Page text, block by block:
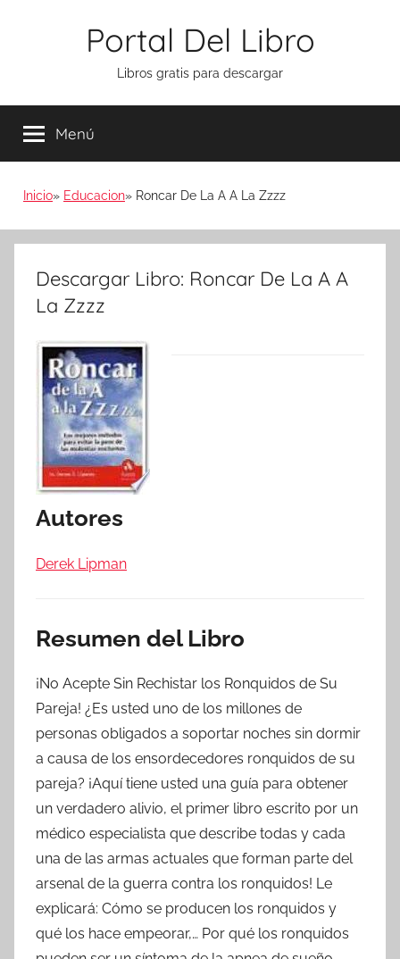
Portal Del Libro
Libros gratis para descargar
Menú
Inicio Educacion Roncar De La A A La Zzzz
Descargar Libro: Roncar De La A A
La Zzzz
Autores
Derek Lipman
Resumen del Libro
¡No Acepte Sin Rechistar los Ronquidos de Su
Pareja! ¿Es usted uno de los millones de
personas obligados a soportar noches sin dormir
a causa de los ensordecedores ronquidos de su
pareja? ¡Aquí tiene usted una guía para obtener
un verdadero alivio, el primer libro escrito por un
médico especialista que describe todas y cada
una de las armas actuales que forman parte del
arsenal de la guerra contra los ronquidos! Le
explicará: Cómo se producen los ronquidos y
qué los hace empeorar,… Por qué los ronquidos